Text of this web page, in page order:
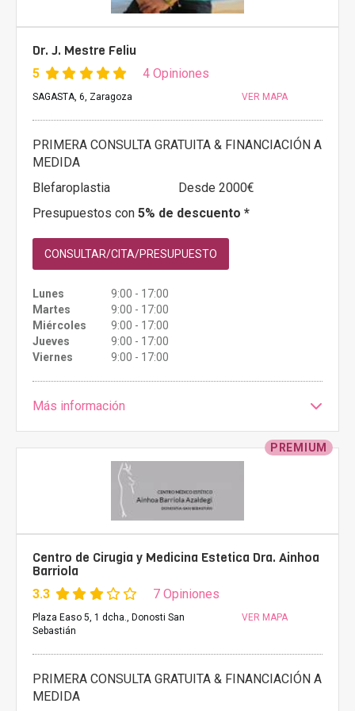
Dr. J. Mestre Feliu
5 4 Opiniones
SAGASTA, 6, Zaragoza VER MAPA
PRIMERA CONSULTA GRATUITA & FINANCIACIÓN A
MEDIDA
Blefaroplastia
Desde 2000€
Presupuestos con 5% de descuento *
CONSULTAR/CITA/PRESUPUESTO
Lunes
9:00 - 17:00
Martes
9:00 - 17:00
Miércoles
9:00 - 17:00
Jueves
9:00 - 17:00
Viernes
9:00 - 17:00
Más información
PREMIUM
Centro de Cirugia y Medicina Estetica Dra. Ainhoa
Barriola
3.3 7 Opiniones
Plaza Easo 5, 1 dcha., Donosti San
Sebastián
VER MAPA
PRIMERA CONSULTA GRATUITA & FINANCIACIÓN A
MEDIDA